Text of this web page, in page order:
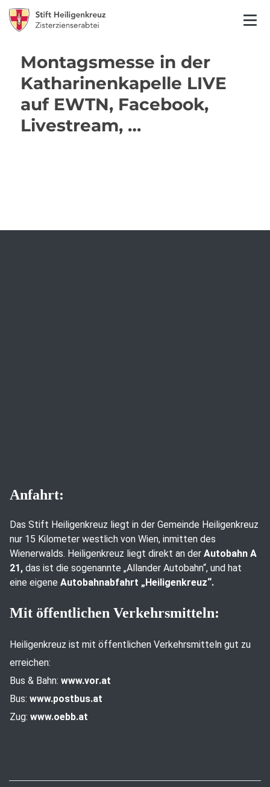
Montagsmesse in der
Katharinenkapelle LIVE
auf EWTN, Facebook,
Livestream, …
Anfahrt:
Das Stift Heiligenkreuz liegt in der Gemeinde Heiligenkreuz
nur 15 Kilometer westlich von Wien, inmitten des
Wienerwalds. Heiligenkreuz liegt direkt an der Autobahn A
21, das ist die sogenannte „Allander Autobahn“, und hat
eine eigene Autobahnabfahrt „Heiligenkreuz“.
Mit öffentlichen Verkehrsmitteln:
Heiligenkreuz ist mit öffentlichen Verkehrsmitteln gut zu
erreichen:
Bus & Bahn: www.vor.at
Bus: www.postbus.at
Zug: www.oebb.at